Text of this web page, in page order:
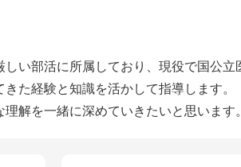
い部活に所属しており、現役で国公立
た経験と知識を活かして指導します。
解を一緒に深めていきたいと思います。